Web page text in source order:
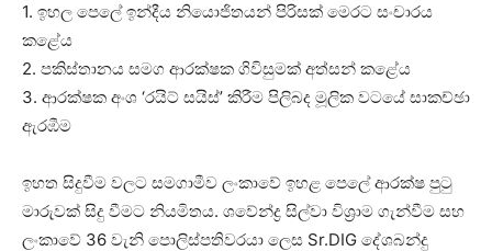
1. ඉහල පෙලේ ඉන්දීය නියොජිතයන් පිරිසක් මෙරට සංචාරය
කළේය
2. පකිස්තානය සමග ආරක්ෂක ගිවිසුමක් අත්සන් කළේය
3. ආරක්ෂක අංශ ‘රයිට් සයිස්’ කිරීම පිලිබද මූලික වටයේ සාකච්ඡා
ඇරඹීම
ඉහත සිදුවීම වලට සමගාමීව ලංකාවේ ඉහළ පෙලේ ආරක්ෂ පු‍ටු
මාරුවක් සිදු වීමට නියමිතය. ශවේන්ද්‍ර සිල්වා විශ්‍රාම ගැන්වීම සහ
ලංකාවේ 36 වැනි පොලිස්පතිවරයා ලෙස Sr.DIG දේශබන්දු